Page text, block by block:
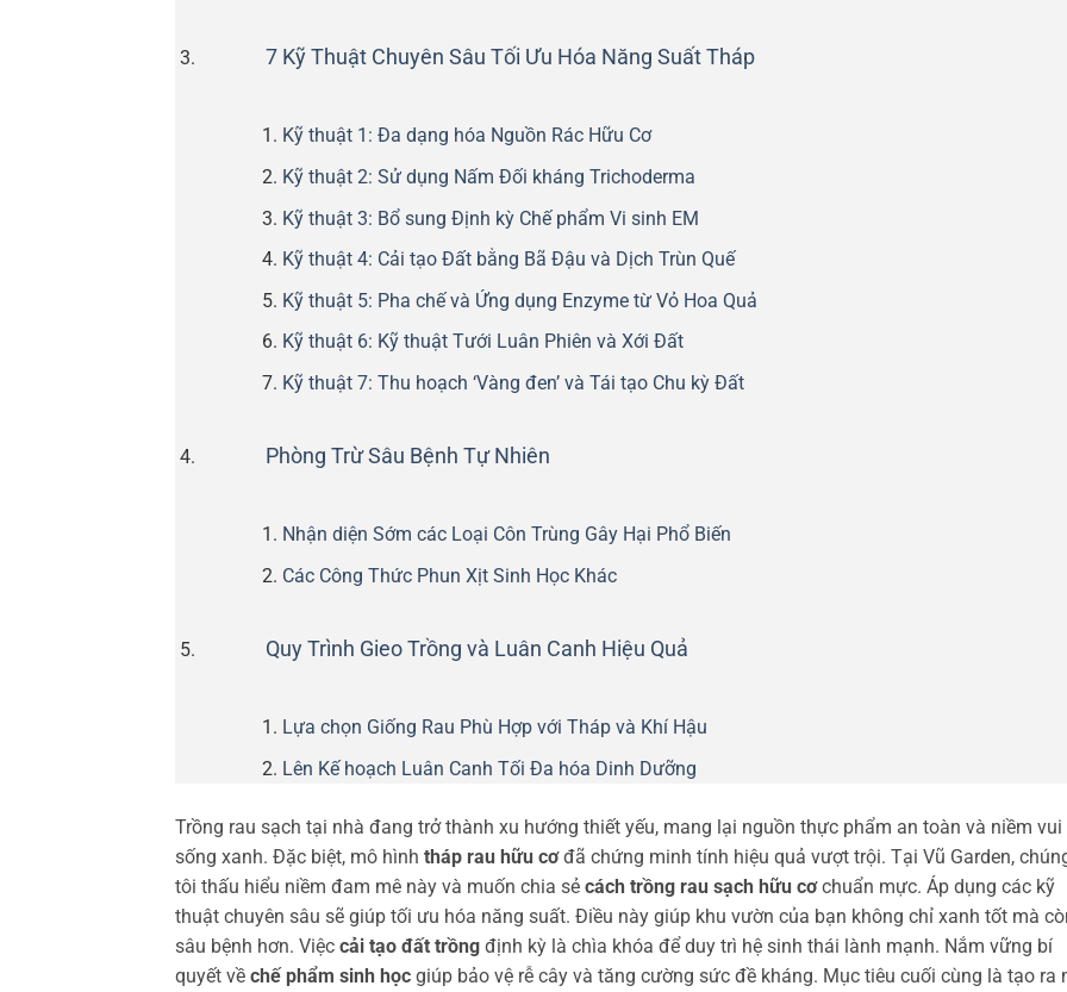
7 Kỹ Thuật Chuyên Sâu Tối Ưu Hóa Năng Suất Tháp
Kỹ thuật 1: Đa dạng hóa Nguồn Rác Hữu Cơ
Kỹ thuật 2: Sử dụng Nấm Đối kháng Trichoderma
Kỹ thuật 3: Bổ sung Định kỳ Chế phẩm Vi sinh EM
Kỹ thuật 4: Cải tạo Đất bằng Bã Đậu và Dịch Trùn Quế
Kỹ thuật 5: Pha chế và Ứng dụng Enzyme từ Vỏ Hoa Quả
Kỹ thuật 6: Kỹ thuật Tưới Luân Phiên và Xới Đất
Kỹ thuật 7: Thu hoạch ‘Vàng đen’ và Tái tạo Chu kỳ Đất
Phòng Trừ Sâu Bệnh Tự Nhiên
Nhận diện Sớm các Loại Côn Trùng Gây Hại Phổ Biến
Các Công Thức Phun Xịt Sinh Học Khác
Quy Trình Gieo Trồng và Luân Canh Hiệu Quả
Lựa chọn Giống Rau Phù Hợp với Tháp và Khí Hậu
Lên Kế hoạch Luân Canh Tối Đa hóa Dinh Dưỡng
Trồng rau sạch tại nhà đang trở thành xu hướng thiết yếu, mang lại nguồn thực phẩm an toàn và niềm vui
sống xanh. Đặc biệt, mô hình tháp rau hữu cơđã chứng minh tính hiệu quả vượt trội. Tại Vũ Garden,
tôi thấu hiểu niềm đam mê này và muốn chia sẻ cách trồng rau sạch hữu cơchuẩn mực. Áp dụng các kỹ
thuật chuyên sâu sẽ giúp tối ưu hóa năng suất. Điều này giúp khu vườn của bạn không chỉ xanh tốt mà
sâu bệnh hơn. Việc cải tạo đất trồng định kỳ là chìa khóa để duy trì hệ sinh thái lành mạnh. Nắm vững bí
quyết về chế phẩm sinh học giúp bảo vệ rễ cây và tăng cường sức đề kháng. Mục tiêu cuối cùng là tạo ra